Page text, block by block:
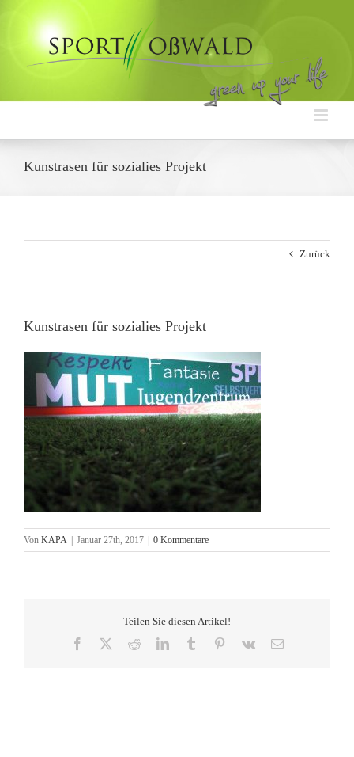
Kunstrasen für sozialies Projekt
Zurück
Kunstrasen für sozialies Projekt
Von KAPA Januar 27th, 2017 0 Kommentare
Teilen Sie diesen Artikel!
Facebook RedditLinkedInTumblr Pinterest
Vk
E-